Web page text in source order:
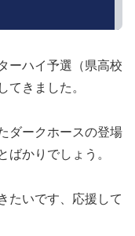
ーハイ予選（県高校
てきました。
ダークホースの登場
ばかりでしょう。
たいです、応援して